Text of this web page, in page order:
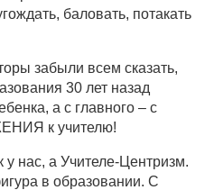
баловать, потакать
забыли всем сказать,
30 лет назад
а с главного – с
к учителю!
у нас, а Учителе-Центризм.
в образовании. С